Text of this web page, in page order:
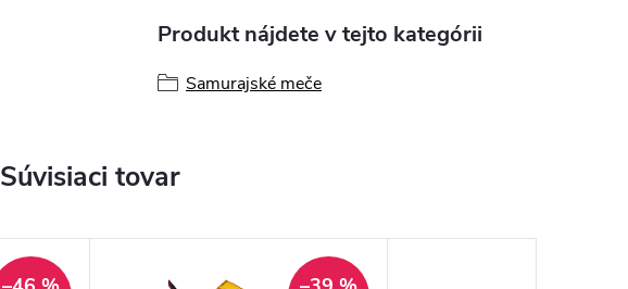
Produkt nájdete v tejto kategórii
Samurajské meče
Súvisiaci tovar